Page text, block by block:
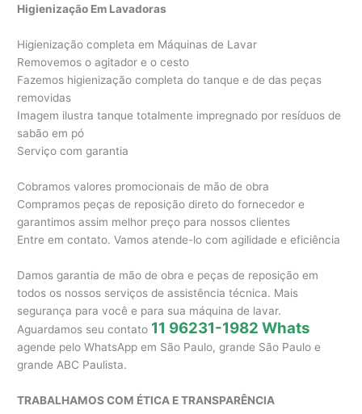
Higienização Em Lavadoras
Higienização completa em Máquinas de Lavar
Removemos o agitador e o cesto
Fazemos higienização completa do tanque e de das peças
removidas
Imagem ilustra tanque totalmente impregnado por resíduos de
sabão em pó
Serviço com garantia
Cobramos valores promocionais de mão de obra
Compramos peças de reposição direto do fornecedor e
garantimos assim melhor preço para nossos clientes
Entre em contato. Vamos atende-lo com agilidade e eficiência
Damos garantia de mão de obra e peças de reposição em
todos os nossos serviços de assistência técnica. Mais
segurança para você e para sua máquina de lavar.
Aguardamos seu contato 11 96231-1982 Whats
agende pelo WhatsApp em São Paulo, grande São Paulo e
grande ABC Paulista.
TRABALHAMOS COM ÉTICA E TRANSPARÊNCIA